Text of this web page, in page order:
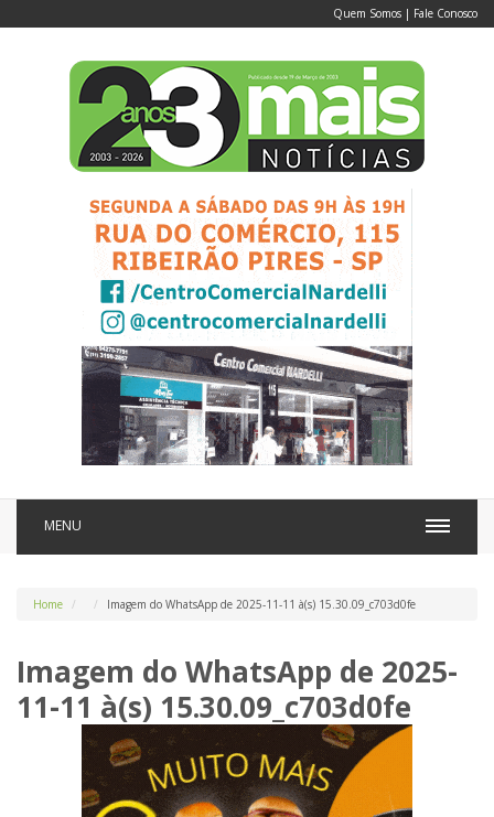
Quem Somos | Fale Conosco
MENU
Home Imagem do WhatsApp de 2025-11-11 à(s) 15.30.09_c703d0fe
Imagem do WhatsApp de 2025-
11-11 à(s) 15.30.09_c703d0fe